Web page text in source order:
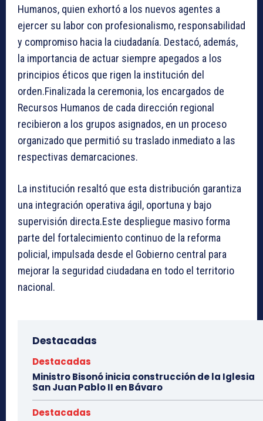
Humanos, quien exhortó a los nuevos agentes a
ejercer su labor con profesionalismo, responsabilidad
y compromiso hacia la ciudadanía. Destacó, además,
la importancia de actuar siempre apegados a los
principios éticos que rigen la institución del
orden.Finalizada la ceremonia, los encargados de
Recursos Humanos de cada dirección regional
recibieron a los grupos asignados, en un proceso
organizado que permitió su traslado inmediato a las
respectivas demarcaciones.
La institución resaltó que esta distribución garantiza
una integración operativa ágil, oportuna y bajo
supervisión directa.Este despliegue masivo forma
parte del fortalecimiento continuo de la reforma
policial, impulsada desde el Gobierno central para
mejorar la seguridad ciudadana en todo el territorio
nacional.
Destacadas
Destacadas
Ministro Bisonó inicia construcción de la Iglesia
San Juan Pablo II en Bávaro
Destacadas